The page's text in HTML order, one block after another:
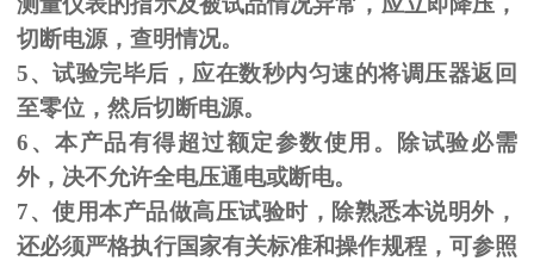
切断电源，查明情况。
5、试验完毕后，应在数秒内匀速的将调压器返回
至零位，然后切断电源。
6、本产品有得超过额定参数使用。除试验必需
外，决不允许全电压通电或断电。
7、使用本产品做高压试验时，除熟悉本说明外，
还必须严格执行国家有关标准和操作规程，可参照